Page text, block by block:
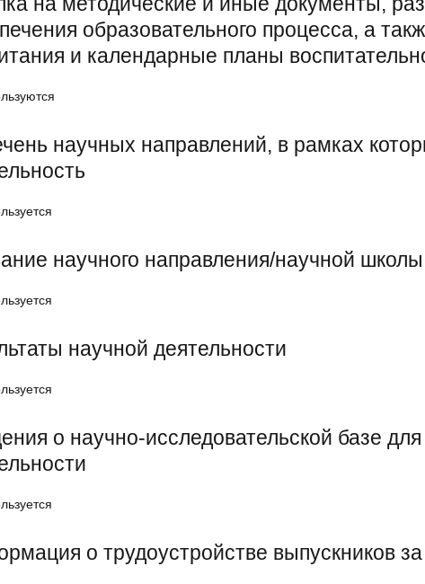
образовательного процесса, а
и календарные планы
научных направлений, в рамках
научного направления/научной школы
научной деятельности
о научно-исследовательской базе
о трудоустройстве выпускников